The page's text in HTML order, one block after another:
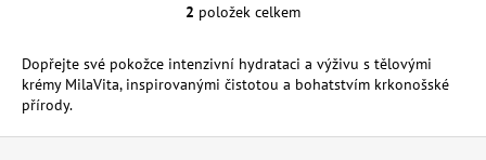
O
l
á
a
2 položek celkem
Dopřejte své pokožce intenzivní hydrataci a výživu s tělovými
krémy MilaVita, inspirovanými čistotou a bohatstvím krkonošské
přírody.